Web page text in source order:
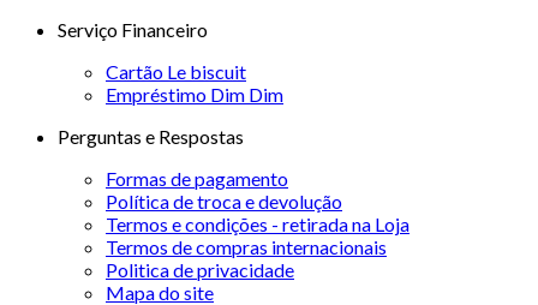
Serviço Financeiro
Cartão Le biscuit
Empréstimo Dim Dim
Perguntas e Respostas
Formas de pagamento
Política de troca e devolução
Termos e condições - retirada na Loja
Termos de compras internacionais
Politica de privacidade
Mapa do site